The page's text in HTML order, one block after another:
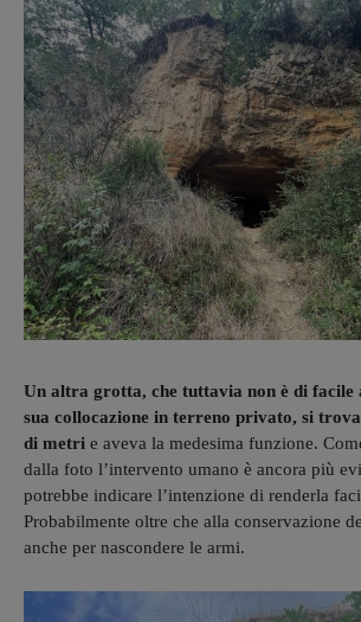
Un altra grotta, che tuttavia non è di facile
sua collocazione in terreno privato, si
di metri e aveva la medesima funzione.
dalla foto l’intervento umano è ancora più
potrebbe indicare l’intenzione di renderla
Probabilmente oltre che alla conservazione
anche per nascondere le armi.